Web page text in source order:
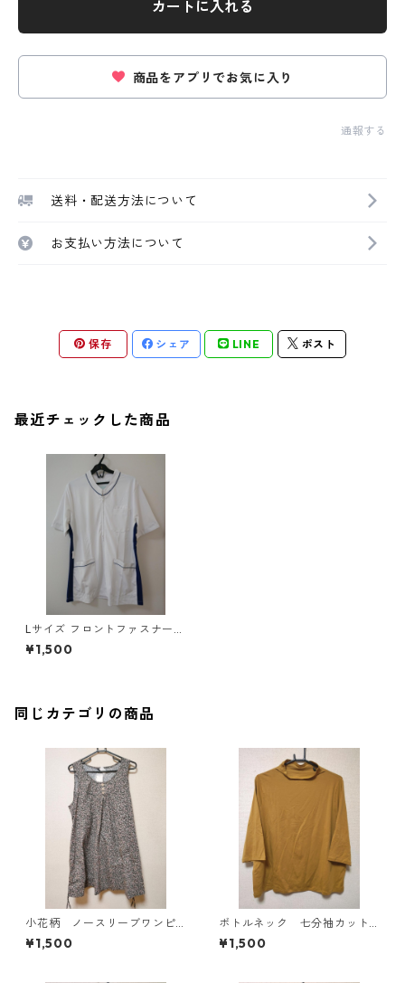
カートに入れる
商品をアプリでお気に入り
通報する
送料・配送方法について
お支払い方法について
保存 シェア LINE ポスト
最近チェックした商品
Lサイズ フロントファスナー
サイド配色 スクラブ ホワイト
×ブルー ◆KIY-1072◆
¥1,500
同じカテゴリの商品
小花柄 ノースリーブワンピ
ース ４Ｌ ブラック KAE-
4819
¥1,500
ボトルネック 七分袖カット
ソー ４Ｌ マスタード KA
E-4818
¥1,500